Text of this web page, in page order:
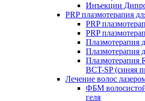
Инъекции
PRP плазмотерапия
PRP
PRP
Плазмотерапия
Плазмотерапия
Плазмотерапия
BCT-SP (синяя
Лечение волос
ФБМ
геля